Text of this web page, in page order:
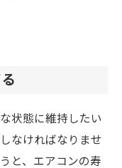
状態に維持したい
なければなりませ
と、エアコンの寿